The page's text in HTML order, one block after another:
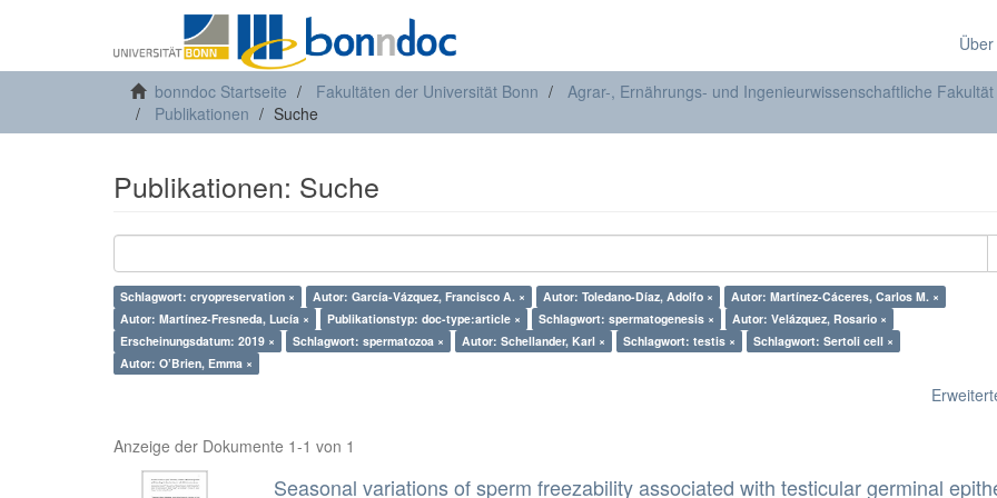
bonndoc Startseite Fakultäten der Universität Bonn
Agrar-, Ernährungs- und Ingenieurwissenschaftliche Fakultät
Publikationen
Suche
Publikationen: Suche
Schlagwort: cryopreservation × Autor: García-Vázquez, Francisco A. × Autor: Toledano-Díaz, Adolfo ×
Autor: Martínez-Cáceres, Carlos M. ×
Autor: Martínez-Fresneda, Lucía ×
Publikationstyp: doc-type:article × Schlagwort: spermatogenesis ×
Autor: Velázquez, Rosario ×
Erscheinungsdatum: 2019 ×
Schlagwort: spermatozoa × Autor: Schellander, Karl × Schlagwort: testis ×
Schlagwort: Sertoli cell ×
Autor: O’Brien, Emma ×
Anzeige der Dokumente 1-1 von 1
Seasonal variations of sperm freezability associated with testicular germinal